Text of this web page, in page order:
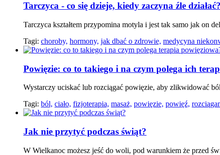
Tarczyca - co się dzieje, kiedy zaczyna źle działać?
Tarczyca kształtem przypomina motyla i jest tak samo jak on
Tagi: choroby, hormony, jak dbać o zdrowie, medycyna
Powięzie: co to takiego i na czym polega ich
Wystarczy uciskać lub rozciągać powięzie, aby zlikwidować
Tagi: ból, ciało, fizjoterapia, masaż, powięzie, powięź,
Jak nie przytyć podczas świąt?
W Wielkanoc możesz jeść do woli, pod warunkiem że przed